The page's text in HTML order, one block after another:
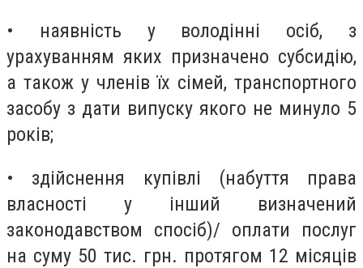
• наявність у володінні осіб, з
урахуванням яких призначено субсидію,
а також у членів їх сімей, транспортного
засобу з дати випуску якого не минуло 5
років;
• здійснення купівлі (набуття права
власності у інший визначений
законодавством спосіб)/ оплати послуг
на суму 50 тис. грн. протягом 12 місяців